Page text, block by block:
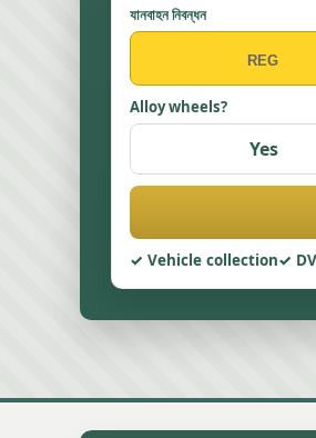
যানবাহন নিবন্ধন
Alloy wheels?
Yes
Vehicle collection